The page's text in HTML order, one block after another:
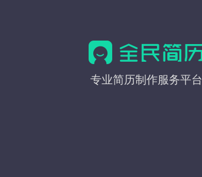
全
专业简历制作服务平台